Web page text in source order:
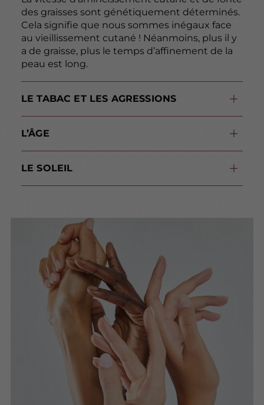
des graisses sont génétiquement déterminés.
Cela signifie que nous sommes inégaux face
au vieillissement cutané ! Néanmoins, plus il y
a de graisse, plus le temps d’affinement de la
peau est long.
LE TABAC ET LES AGRESSIONS
L’ÂGE
LE SOLEIL